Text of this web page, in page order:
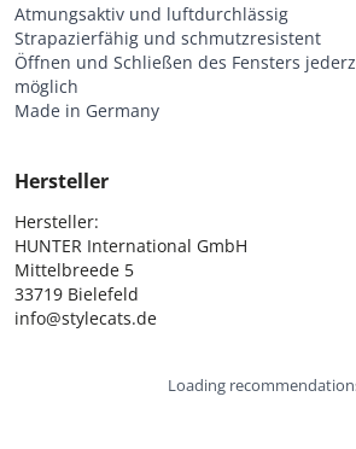
Atmungsaktiv und luftdurchlässig
Strapazierfähig und schmutzresistent
Öffnen und Schließen des Fensters
möglich
Made in Germany
Hersteller
Hersteller:
HUNTER International GmbH
Mittelbreede 5
33719 Bielefeld
info@stylecats.de
Loading